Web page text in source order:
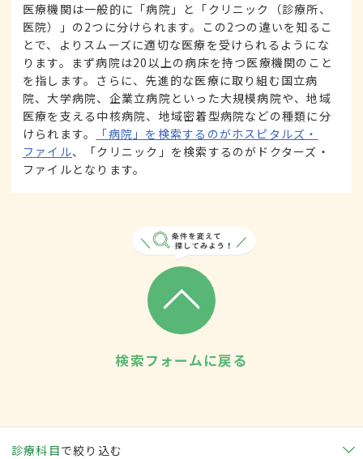
医療機関は一般的に「病院」と「クリニック（診療所、
医院）」の2つに分けられます。この2つの違いを知るこ
とで、よりスムーズに適切な医療を受けられるようにな
ります。まず病院は20以上の病床を持つ医療機関のこと
を指します。さらに、先進的な医療に取り組む国立病
院、大学病院、企業立病院といった大規模病院や、地域
医療を支える中核病院、地域密着型病院などの種類に分
けられます。
「病院」を検索するのがホスピタルズ・
ファイル、「クリニック」を検索するのがドクターズ・
ファイルとなります。
検索フォームに戻る
診療科目で絞り込む